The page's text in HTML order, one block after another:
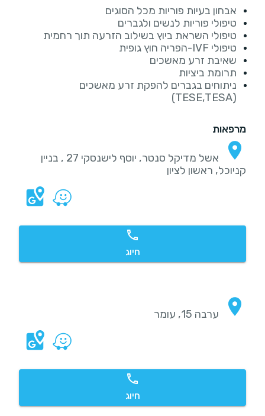
אבחון בעיות פוריות מכל הסוגים
טיפולי פוריות לנשים ולגברים
טיפולי השראת ביוץ בשילוב הזרעה תוך רחמית
טיפולי IVF-הפריה חוץ גופית
שאיבת זרע מאשכים
תרומת ביציות
ניתוחים בגברים להפקת זרע מאשכים
(TESE,TESA)
מרפאות
אשל מדיקל סנטר, יוסף לישנסקי 27 , בניין
קניוכל, ראשון לציון
חיוג
ערבה 15, עומר
חיוג